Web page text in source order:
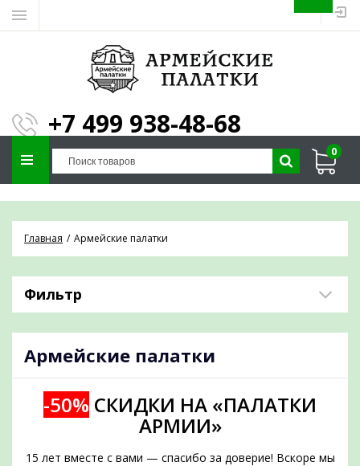
+7 499 938-48-68
0
Главная Армейские палатки
Фильтр
Армейские палатки
-50% СКИДКИ НА «ПАЛАТКИ
АРМИИ»
15 лет вместе с вами — спасибо за доверие! Вскоре мы
ЗАПОЛНИТЕ ФОРМУ И
МЫ ПОДБЕРЕМ
ПАЛАТКУ ПОД ВАШИ
ПАРАМЕТРЫ!
Отправим предложение на почту и
проконсультируем по любым вопросам